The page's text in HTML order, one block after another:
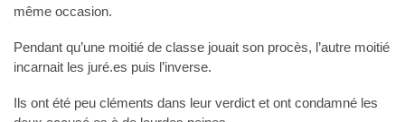
même occasion.
Pendant qu’une moitié de classe jouait son procès, l’autre moitié
incarnait les juré.es puis l’inverse.
Ils ont été peu cléments dans leur verdict et ont condamné les